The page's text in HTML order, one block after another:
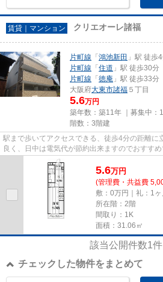
賃貸｜マンション クリエオーレ諸福
片町線 「 鴻池新田 」駅 徒歩
片町線 「 住道 」駅 徒歩30分
片町線 「 徳庵 」駅 徒歩33分
大阪府大東市諸福 ５丁目
5.6万円
築年数：築11年 ｜募集中：
階数：3階建
駅まで歩いてアクセスできる、徒歩4分の距離に
良く、日中は電気代が節約出来ますのでおすす
築の物件で、オシャレな室内が...
5.6万円
(管理費・共益費
敷：0万円｜礼：1ヶ
所在階：2階
間取り：1K
面積：31.06㎡
該当公開件数1
チェックした物件をまとめて